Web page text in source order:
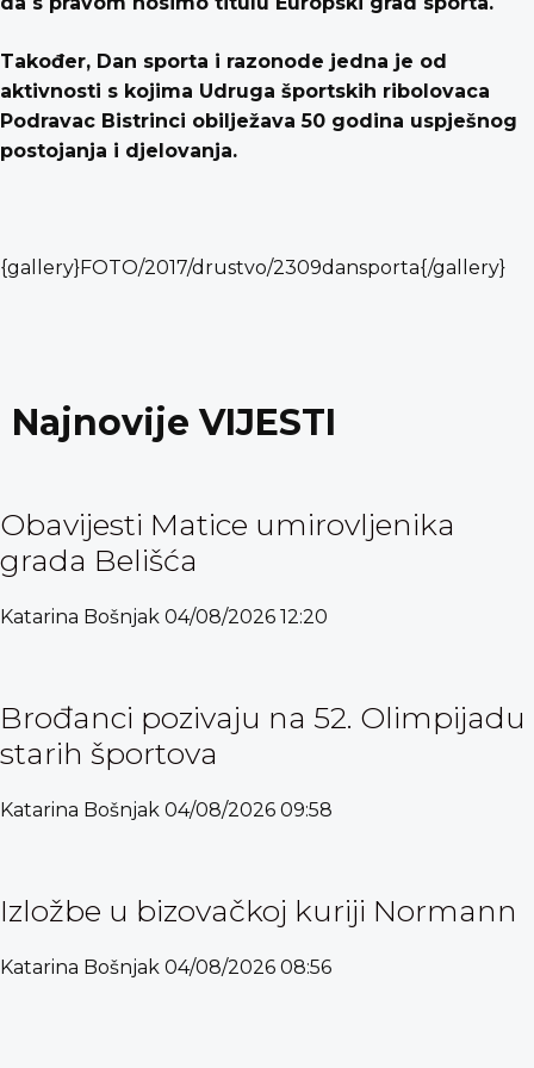
Također, Dan sporta i razonode jedna je od
aktivnosti s kojima Udruga športskih ribolovaca
Podravac Bistrinci obilježava 50 godina uspješnog
postojanja i djelovanja.
{gallery}FOTO/2017/drustvo/2309dansporta{/gallery}
Najnovije VIJESTI
Obavijesti Matice umirovljenika
grada Belišća
Katarina Bošnjak 04/08/2026 12:20
Brođanci pozivaju na 52. Olimpijadu
starih športova
Katarina Bošnjak 04/08/2026 09:58
Izložbe u bizovačkoj kuriji Normann
Katarina Bošnjak 04/08/2026 08:56